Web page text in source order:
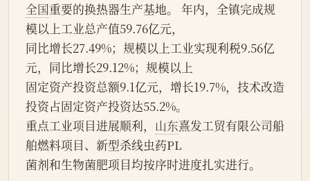
全国重要的换热器生产基地。 年内，全镇完成规
模以上工业总产值59.76亿元，
同比增长27.49%；规模以上工业实现利税9.56亿
元，同比增长29.12%；规模以上
固定资产投资总额9.1亿元，增长19.7%，技术改造
投资占固定资产投资达55.2%。
重点工业项目进展顺利， 山东熹发工贸有限公司船
舶燃料项目、新型杀线虫药PL
菌剂和生物菌肥项目均按序时进度扎实进行。